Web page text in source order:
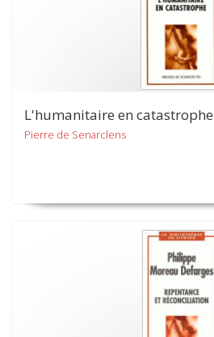
L'humanitaire en catastrophe
Pierre de Senarclens